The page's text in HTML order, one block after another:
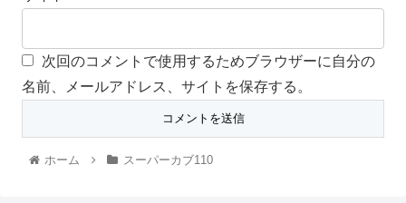
次回のコメントで使用するためブラウザーに自分の
名前、メールアドレス、サイトを保存する。
ホーム スーパーカブ110